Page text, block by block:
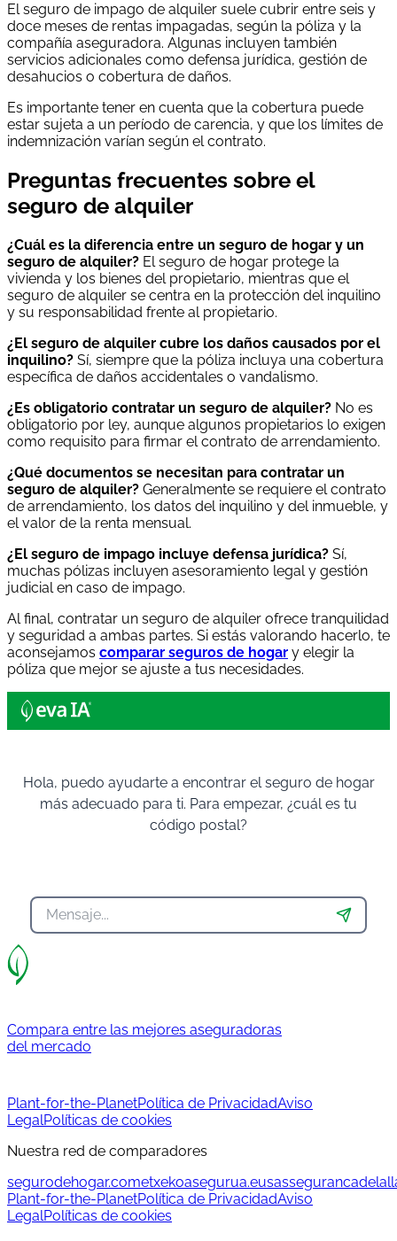
El seguro de impago de alquiler suele cubrir entre seis y
doce meses de rentas impagadas, según la póliza y la
compañía aseguradora. Algunas incluyen también
servicios adicionales como defensa jurídica, gestión de
desahucios o cobertura de daños.
Es importante tener en cuenta que la cobertura puede
estar sujeta a un período de carencia, y que los límites de
indemnización varían según el contrato.
Preguntas frecuentes sobre el
seguro de alquiler
¿Cuál es la diferencia entre un seguro de hogar y un
seguro de alquiler? El seguro de hogar protege la
vivienda y los bienes del propietario, mientras que el
seguro de alquiler se centra en la protección del inquilino
y su responsabilidad frente al propietario.
¿El seguro de alquiler cubre los daños causados por el
inquilino? Sí, siempre que la póliza incluya una cobertura
específica de daños accidentales o vandalismo.
¿Es obligatorio contratar un seguro de alquiler? No es
obligatorio por ley, aunque algunos propietarios lo exigen
como requisito para firmar el contrato de arrendamiento.
¿Qué documentos se necesitan para contratar un
seguro de alquiler? Generalmente se requiere el contrato
de arrendamiento, los datos del inquilino y del inmueble, y
el valor de la renta mensual.
¿El seguro de impago incluye defensa jurídica? Sí,
muchas pólizas incluyen asesoramiento legal y gestión
judicial en caso de impago.
Al final, contratar un seguro de alquiler ofrece tranquilidad
y seguridad a ambas partes. Si estás valorando hacerlo, te
aconsejamos comparar seguros de hogar y elegir la
póliza que mejor se ajuste a tus necesidades.
Hola, puedo ayudarte a encontrar el seguro de hogar
más adecuado para ti. Para empezar, ¿cuál es tu
código postal?
Compara entre las mejores aseguradoras
del mercado
Plant-for-the-PlanetPolítica de PrivacidadAviso
LegalPolíticas de cookies
Nuestra red de comparadores
segurodehogar.cometxekoasegurua.eus
Plant-for-the-PlanetPolítica de PrivacidadAviso
LegalPolíticas de cookies